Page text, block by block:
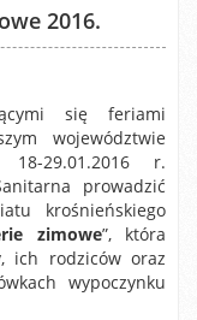
2016.
się feriami
województwie
29.01.2016 r.
prowadzić
krośnieńskiego
zimowe”, która
ich rodziców oraz
wypoczynku